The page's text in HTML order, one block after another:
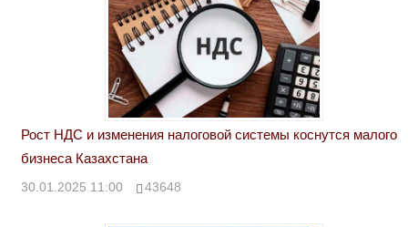
Рост НДС и изменения налоговой системы коснутся малого
бизнеса Казахстана
30.01.2025 11:00 43648